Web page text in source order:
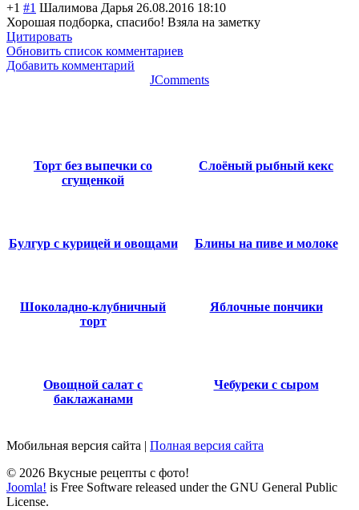
+1 #1 Шалимова Дарья 26.08.2016 18:10
Хорошая подборка, спасибо! Взяла на заметку
Цитировать
Обновить список комментариев
Добавить комментарий
JComments
Торт без выпечки со
сгущенкой
Слоёный рыбный кекс
Булгур с курицей и овощами Блины на пиве и молоке
Шоколадно-клубничный
торт
Яблочные пончики
Овощной салат с
баклажанами
Чебуреки с сыром
Мобильная версия сайта | Полная версия сайта
© 2026 Вкусные рецепты с фото!
Joomla! is Free Software released under the GNU General Public
License.